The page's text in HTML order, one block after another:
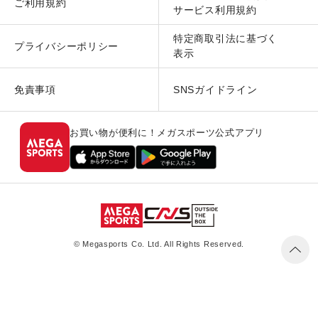
ご利用規約
サービス利用規約
プライバシーポリシー
特定商取引法に基づく
表示
免責事項 SNSガイドライン
お買い物が便利に！メガスポーツ公式アプリ
© Megasports Co. Ltd. All Rights Reserved.